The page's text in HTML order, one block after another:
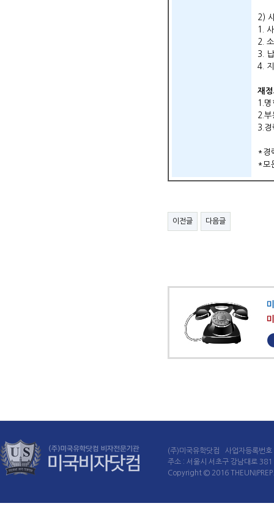
2)
1.
2.
3.
4.
재
1.
2.
3.
*경
*모
이전글 다음글
(주)미국유학닷컴 사업자등록번
주소 : 서울시 서초구 강남대로
Copyright © 2016